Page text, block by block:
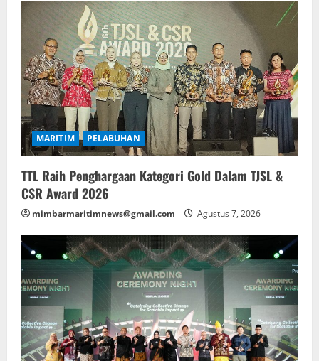
MARITIM PELABUHAN
TTL Raih Penghargaan Kategori Gold Dalam TJSL &
CSR Award 2026
mimbarmaritimnews@gmail.com Agustus 7, 2026